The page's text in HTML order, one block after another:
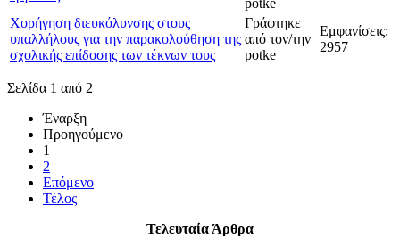
Χορήγηση διευκόλυνσης στους
υπαλλήλους για την παρακολούθηση της
σχολικής επίδοσης των τέκνων τους
Γράφτηκε
από τον/την
potke
Εμφανίσεις:
2957
Σελίδα 1 από 2
Έναρξη
Προηγούμενο
1
2
Επόμενο
Τέλος
Τελευταία Άρθρα